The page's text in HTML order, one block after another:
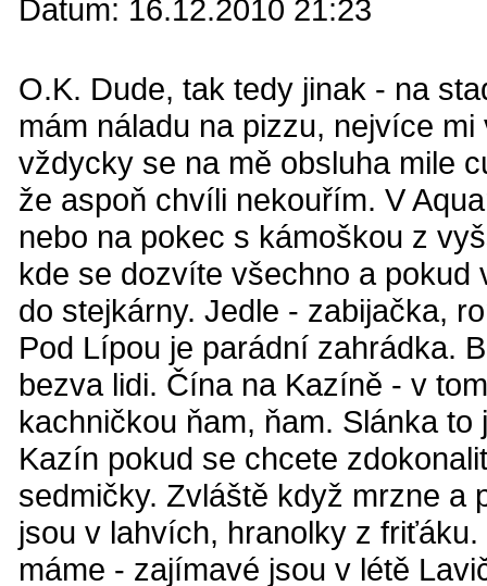
Datum: 16.12.2010 21:23
O.K. Dude, tak tedy jinak - na
mám náladu na pizzu, nejvíce
vždycky se na mě obsluha mile
že aspoň chvíli nekouřím. V
nebo na pokec s kámoškou z
kde se dozvíte všechno a
do stejkárny. Jedle - zabijačka,
Pod Lípou je parádní zahrádka.
bezva lidi. Čína na Kazíně - v
kachničkou ňam, ňam. Slánka
Kazín pokud se chcete
sedmičky. Zvláště když mrzne a
jsou v lahvích, hranolky z
máme - zajímavé jsou v létě